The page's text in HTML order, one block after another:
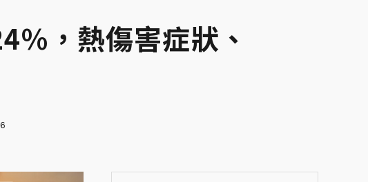
，熱傷害症狀、